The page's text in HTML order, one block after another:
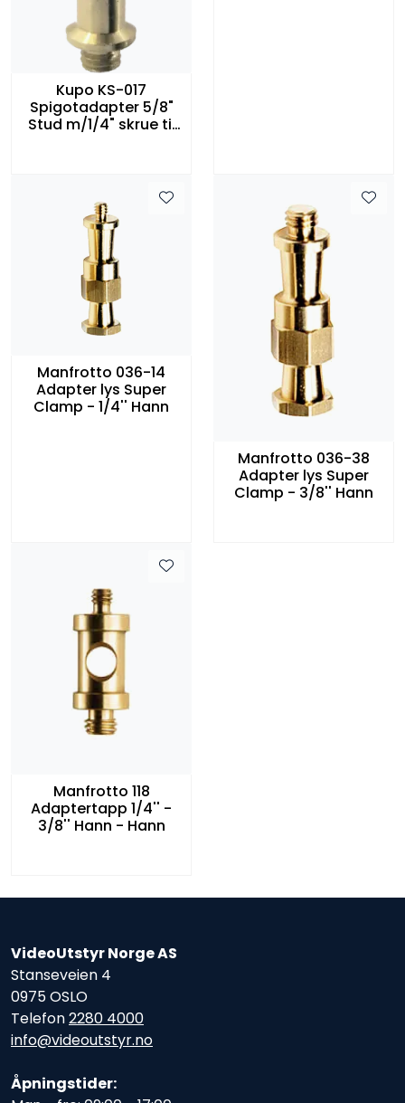
Kupo KS-017
Spigotadapter 5/8"
Stud m/1/4" skrue til
Manfrotto 036-14
Adapter lys Super
Clamp - 1/4'' Hann
Manfrotto 036-38
Adapter lys Super
Clamp - 3/8'' Hann
Manfrotto 118
Adaptertapp 1/4'' -
3/8'' Hann - Hann
VideoUtstyr Norge AS
Stanseveien 4
0975 OSLO
Telefon2280 4000
info@videoutstyr.no
Åpningstider: